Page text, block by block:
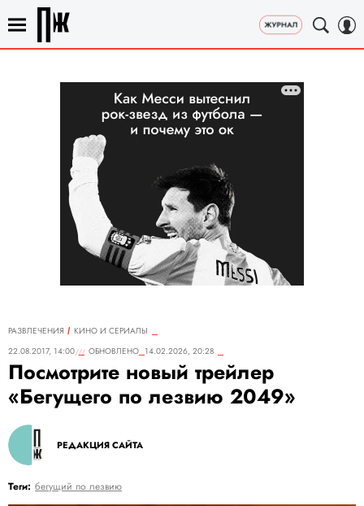
РАЗВЛЕЧЕНИЯ
КИНО И СЕРИАЛЫ
22.08.2017, 14:00
ОБНОВЛЕНО 14.02.2026, 20:28
Посмотрите новый трейлер
«Бегущего по лезвию 2049»
РЕДАКЦИЯ САЙТА
Теги: бегущий по лезвию